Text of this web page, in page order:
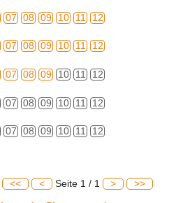
07 08 09 10 11 12
07 08 09 10 11 12
07 08 09 10 11 12
07 08 09 10 11 12
07 08 09 10 11 12
<< < Seite 1 / 1 > >>